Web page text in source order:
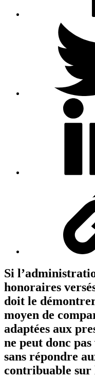
Si
honoraires
doit le
moyen de
adaptées aux
ne peut donc
sans répondre
contribuable sur